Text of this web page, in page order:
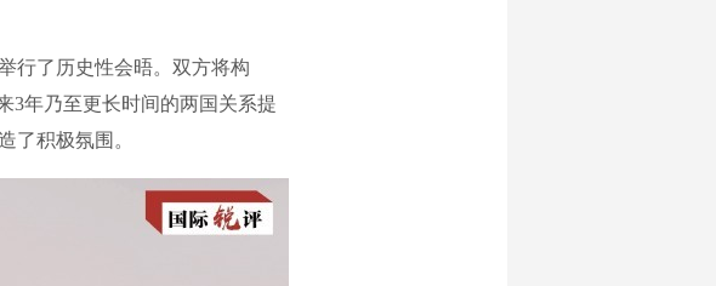
了历史性会晤。双方将构
3年乃至更长时间的两国关系提
了积极氛围。